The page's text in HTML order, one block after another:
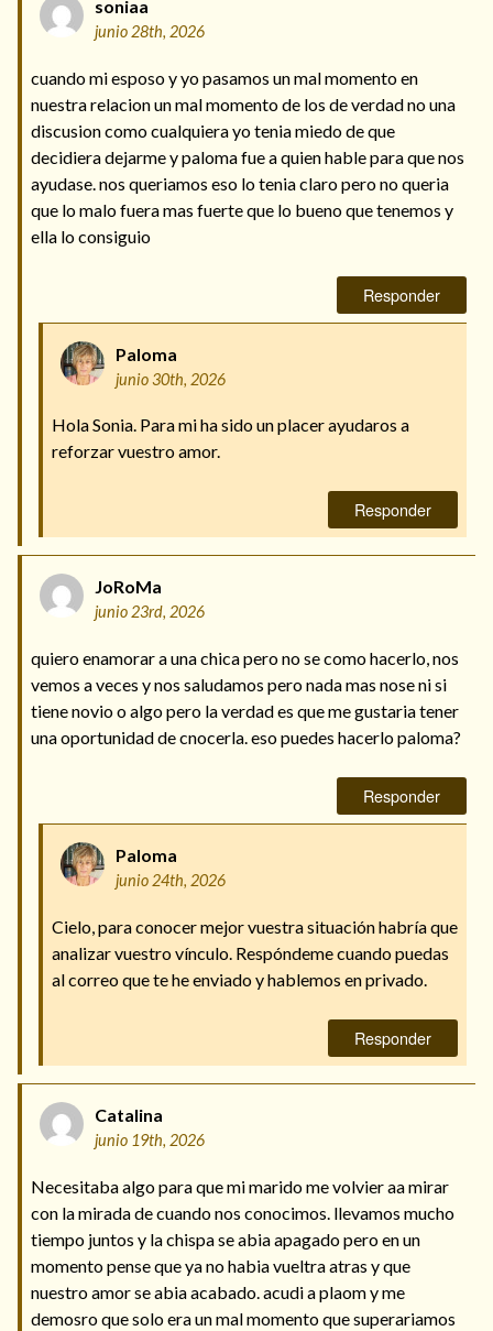
soniaa
junio 28th, 2026
cuando mi esposo y yo pasamos un mal momento en
nuestra relacion un mal momento de los de verdad no una
discusion como cualquiera yo tenia miedo de que
decidiera dejarme y paloma fue a quien hable para que nos
ayudase. nos queriamos eso lo tenia claro pero no queria
que lo malo fuera mas fuerte que lo bueno que tenemos y
ella lo consiguio
Responder
Paloma
junio 30th, 2026
Hola Sonia. Para mi ha sido un placer ayudaros a
reforzar vuestro amor.
Responder
JoRoMa
junio 23rd, 2026
quiero enamorar a una chica pero no se como hacerlo, nos
vemos a veces y nos saludamos pero nada mas nose ni si
tiene novio o algo pero la verdad es que me gustaria tener
una oportunidad de cnocerla. eso puedes hacerlo paloma?
Responder
Paloma
junio 24th, 2026
Cielo, para conocer mejor vuestra situación habría que
analizar vuestro vínculo. Respóndeme cuando puedas
al correo que te he enviado y hablemos en privado.
Responder
Catalina
junio 19th, 2026
Necesitaba algo para que mi marido me volvier aa mirar
con la mirada de cuando nos conocimos. llevamos mucho
tiempo juntos y la chispa se abia apagado pero en un
momento pense que ya no habia vueltra atras y que
nuestro amor se abia acabado. acudi a plaom y me
demosro que solo era un mal momento que superariamos